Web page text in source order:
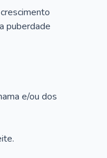
puberdade
e/ou dos